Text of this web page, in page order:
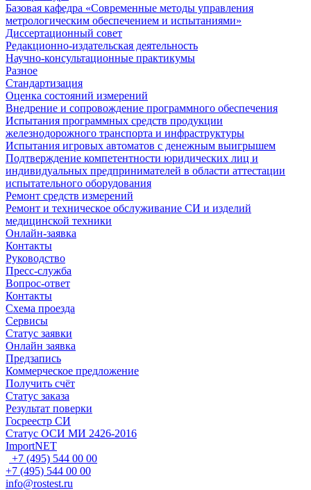
Базовая кафедра «Современные методы управления
метрологическим обеспечением и испытаниями»
Диссертационный совет
Редакционно-издательская деятельность
Научно-консультационные практикумы
Разное
Стандартизация
Оценка состояний измерений
Внедрение и сопровождение программного обеспечения
Испытания программных средств продукции
железнодорожного транспорта и инфраструктуры
Испытания игровых автоматов с денежным выигрышем
Подтверждение компетентности юридических лиц и
индивидуальных предпринимателей в области аттестации
испытательного оборудования
Ремонт средств измерений
Ремонт и техническое обслуживание СИ и изделий
медицинской техники
Онлайн-заявка
Контакты
Руководство
Пресс-служба
Вопрос-ответ
Контакты
Схема проезда
Сервисы
Статус заявки
Онлайн заявка
Предзапись
Коммерческое предложение
Получить счёт
Статус заказа
Результат поверки
Госреестр СИ
Статус ОСИ МИ 2426-2016
ImportNET
+7 (495) 544 00 00
+7 (495) 544 00 00
info@rostest.ru